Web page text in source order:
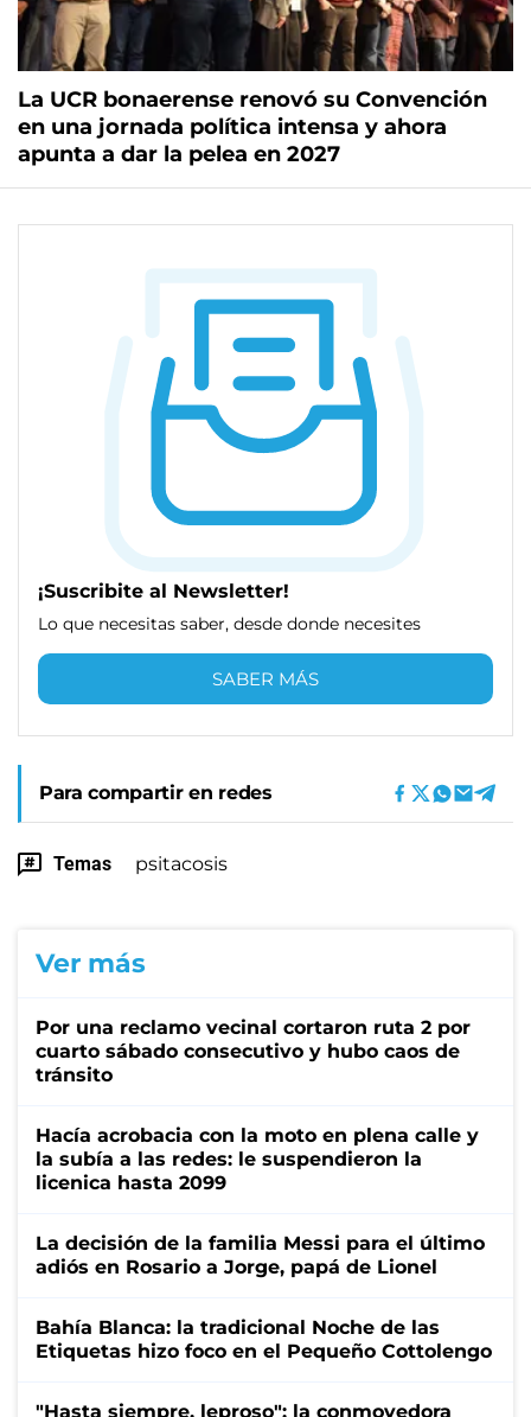
La UCR bonaerense renovó su Convención
en una jornada política intensa y ahora
apunta a dar la pelea en 2027
¡Suscribite al Newsletter!
Lo que necesitas saber, desde donde necesites
SABER MÁS
Para compartir en redes
Temas psitacosis
Ver más
Por una reclamo vecinal cortaron ruta 2 por
cuarto sábado consecutivo y hubo caos de
tránsito
Hacía acrobacia con la moto en plena calle y
la subía a las redes: le suspendieron la
licenica hasta 2099
La decisión de la familia Messi para el último
adiós en Rosario a Jorge, papá de Lionel
Bahía Blanca: la tradicional Noche de las
Etiquetas hizo foco en el Pequeño Cottolengo
"Hasta siempre, leproso": la conmovedora